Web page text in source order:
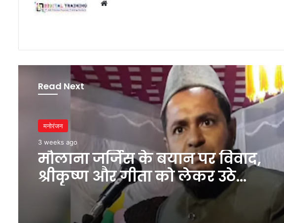
Read Next
मनोरंजन
3 weeks ago
मौलाना जर्जिस के बयान पर विवाद,
श्रीकृष्ण और गीता को लेकर उठे
सवाल